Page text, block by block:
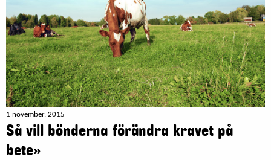
1 november, 2015
Så vill bönderna förändra kravet på
bete»